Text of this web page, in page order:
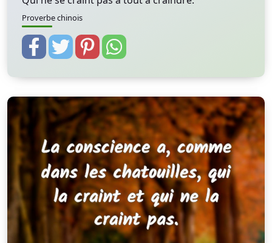
Proverbe chinois